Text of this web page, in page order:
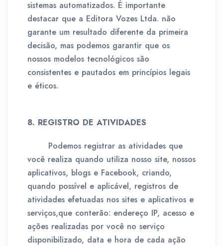
sistemas automatizados. É importante
destacar que a Editora Vozes Ltda. não
garante um resultado diferente da primeira
decisão, mas podemos garantir que os
nossos modelos tecnológicos são
consistentes e pautados em princípios legais
e éticos.
8. REGISTRO DE ATIVIDADES
Podemos registrar as atividades que
você realiza quando utiliza nosso site, nossos
aplicativos, blogs e Facebook, criando,
quando possível e aplicável, registros de
atividades efetuadas nos sites e aplicativos e
serviços,que conterão: endereço IP, acesso e
ações realizadas por você no serviço
disponibilizado, data e hora de cada ação